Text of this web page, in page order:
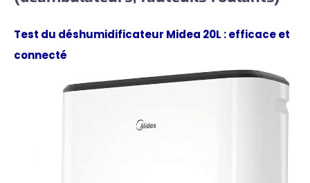
Test du déshumidificateur Midea 20L : efficace et
connecté